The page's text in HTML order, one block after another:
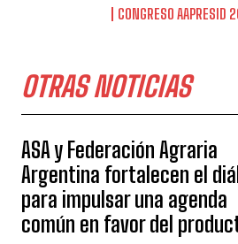
CONGRESO AAPRESID
OTRAS NOTICIAS
ASA y Federación Agraria
Argentina fortalecen el
para impulsar una agenda
común en favor del